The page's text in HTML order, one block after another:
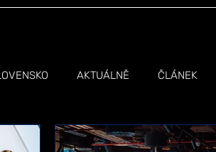
AKTUÁLNĚ ČLÁNEK
LIVE STREAM